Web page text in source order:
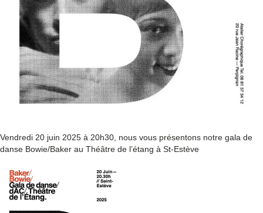
Vendredi 20 juin 2025 à 20h30, nous vous présentons notre gala de
danse Bowie/Baker au Théâtre de l’étang à St-Estève